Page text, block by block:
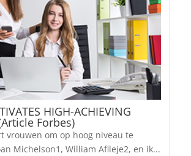
HIGH-ACHIEVING
Forbes)
vrouwen om op hoog niveau te
Michelson1, William Aflleje2, en ik...